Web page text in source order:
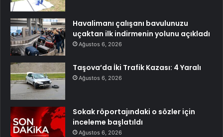
Havalimanı çalışanı bavulunuzu
uçaktan ilk indirmenin yolunu açıkladı
Ağustos 6, 2026
Taşova’da İki Trafik Kazası: 4 Yaralı
Ağustos 6, 2026
Sokak röportajındaki o sözler için
inceleme başlatıldı
Ağustos 6, 2026